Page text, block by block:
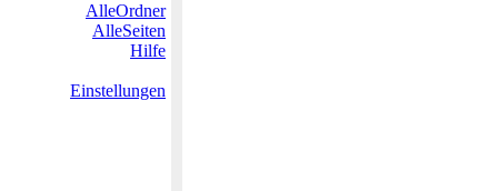
AlleOrdner
AlleSeiten
Hilfe
Einstellungen